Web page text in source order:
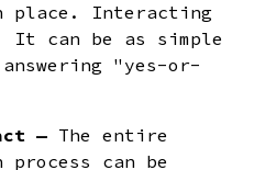
place. Interacting
It can be as simple
"yes-or-
— The entire
can be